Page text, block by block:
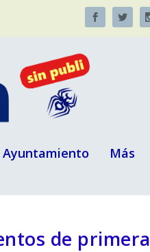
Ayuntamiento Más
de primera